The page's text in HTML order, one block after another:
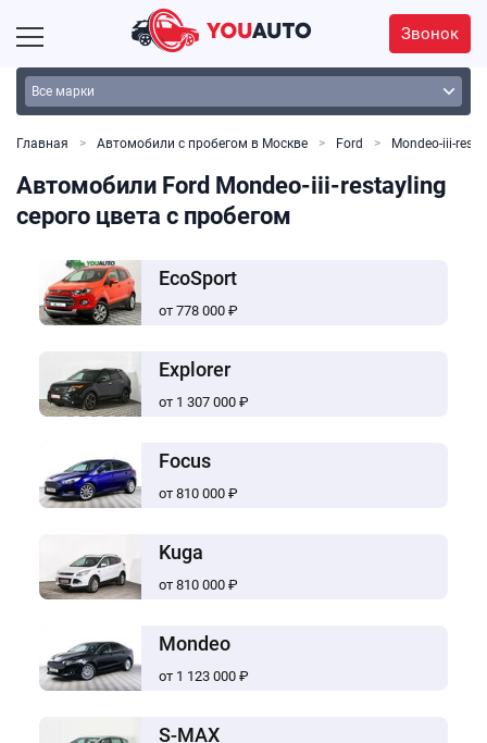
Звонок
Главная Автомобили с пробегом в Москве Ford Mondeo-iii-
Автомобили Ford Mondeo-iii-restayling
серого цвета с пробегом
EcoSport
от 778 000 ₽
Explorer
от 1 307 000 ₽
Focus
от 810 000 ₽
Kuga
от 810 000 ₽
Mondeo
от 1 123 000 ₽
S-MAX